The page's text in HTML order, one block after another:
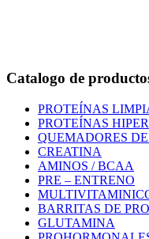
Catalogo de
PROTEÍNAS
PROTEÍNAS
QUEMADORES
CREATINA
AMINOS / BCAA
PRE – ENTRENO
BARRITAS DE
GLUTAMINA